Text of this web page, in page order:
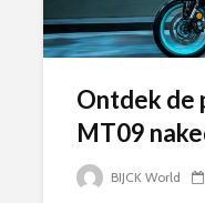
Ontdek de
MT09
BIJCK World